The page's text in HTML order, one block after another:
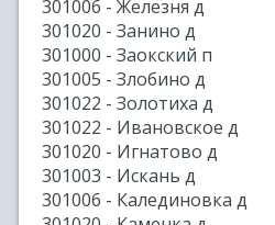
301006 - Железня д
301020 - Занино д
301000 - Заокский п
301005 - Злобино д
301022 - Золотиха д
301022 - Ивановское д
301020 - Игнатово д
301003 - Искань д
301006 - Калединовка д